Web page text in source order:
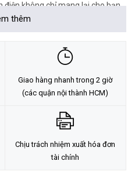
điện không chỉ mang lại cho bạn
hệ thống dây điện của bạn trở
thêm
Giao hàng nhanh trong 2 giờ
(các quận nội thành HCM)
Chịu trách nhiệm xuất hóa đơn
tài chính